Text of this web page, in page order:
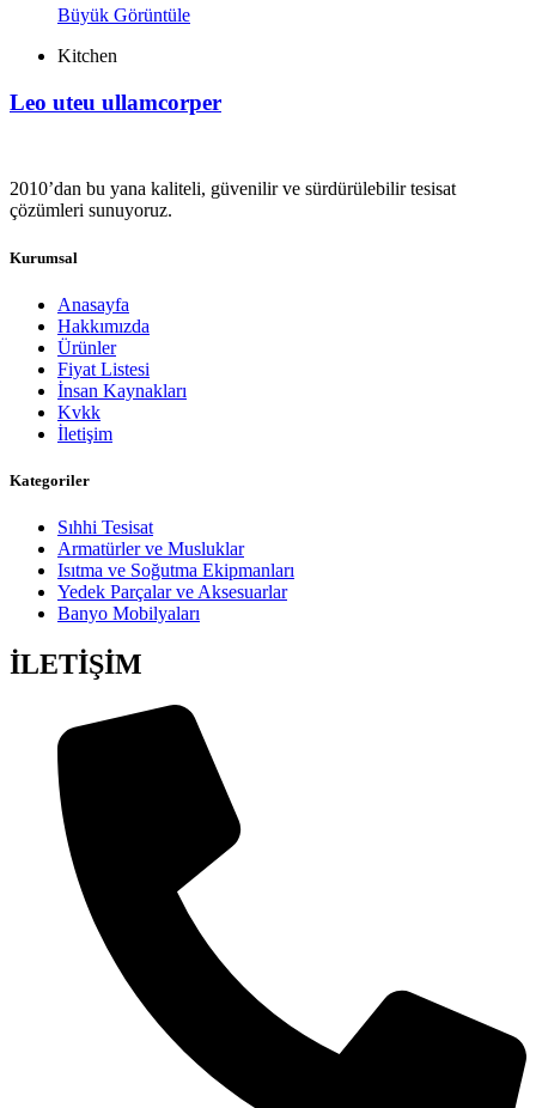
Büyük Görüntüle
Kitchen
Leo uteu ullamcorper
2010’dan bu yana kaliteli, güvenilir ve sürdürülebilir tesisat
çözümleri sunuyoruz.
Kurumsal
Anasayfa
Hakkımızda
Ürünler
Fiyat Listesi
İnsan Kaynakları
Kvkk
İletişim
Kategoriler
Sıhhi Tesisat
Armatürler ve Musluklar
Isıtma ve Soğutma Ekipmanları
Yedek Parçalar ve Aksesuarlar
Banyo Mobilyaları
İLETİŞİM